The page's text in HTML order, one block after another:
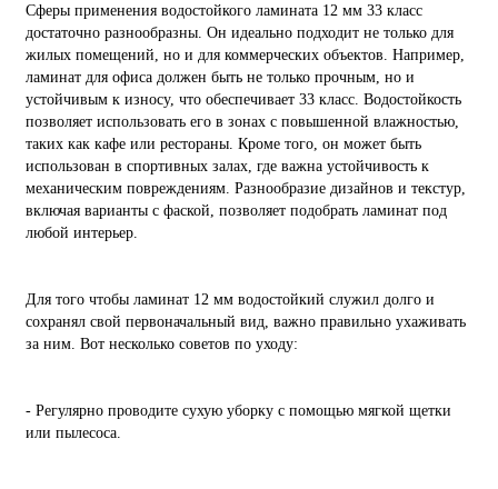
Сферы применения водостойкого ламината 12 мм 33 класс
достаточно разнообразны. Он идеально подходит не только для
жилых помещений, но и для коммерческих объектов. Например,
ламинат для офиса должен быть не только прочным, но и
устойчивым к износу, что обеспечивает 33 класс. Водостойкость
позволяет использовать его в зонах с повышенной влажностью,
таких как кафе или рестораны. Кроме того, он может быть
использован в спортивных залах, где важна устойчивость к
механическим повреждениям. Разнообразие дизайнов и текстур,
включая варианты с фаской, позволяет подобрать ламинат под
любой интерьер.
Для того чтобы ламинат 12 мм водостойкий служил долго и
сохранял свой первоначальный вид, важно правильно ухаживать
за ним. Вот несколько советов по уходу:
- Регулярно проводите сухую уборку с помощью мягкой щетки
или пылесоса.